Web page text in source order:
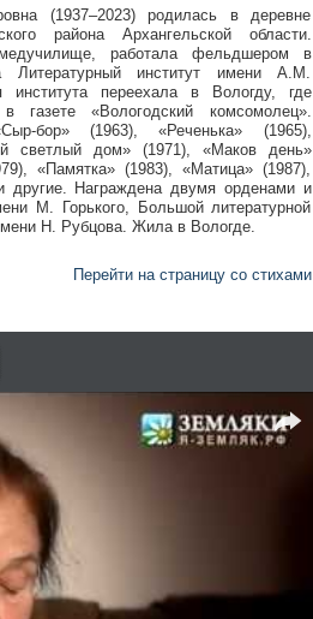
(1937–2023) родилась в деревне
района Архангельской области.
работала фельдшером в
Литературный институт имени А.М.
института переехала в Вологду, где
газете «Вологодский комсомолец».
бор» (1963), «Реченька» (1965),
светлый дом» (1971), «Маков день»
«Памятка» (1983), «Матица» (1987),
другие. Награждена двумя орденами и
М. Горького, Большой литературной
Н. Рубцова. Жила в Вологде.
Перейти на страницу со стихами